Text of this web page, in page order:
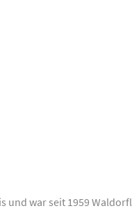
und war seit 1959